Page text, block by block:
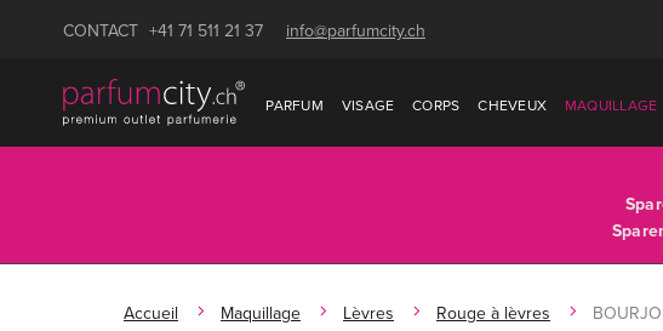
CONTACT +41 71 511 21 37 info@parfumcity.ch
PARFUM VISAGE CORPS CHEVEUX MAQUILLAGE
Accueil Maquillage Lèvres Rouge à lèvres